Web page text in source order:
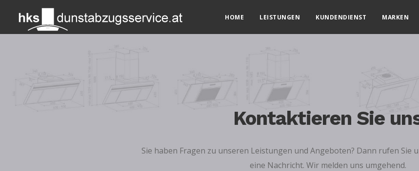
HOME LEISTUNGEN KUNDENDIENST MARKEN
Kontaktieren Sie
Sie haben Fragen zu unseren Leistungen und Angeboten? Dann rufen Sie
eine Nachricht. Wir melden uns umgehend.